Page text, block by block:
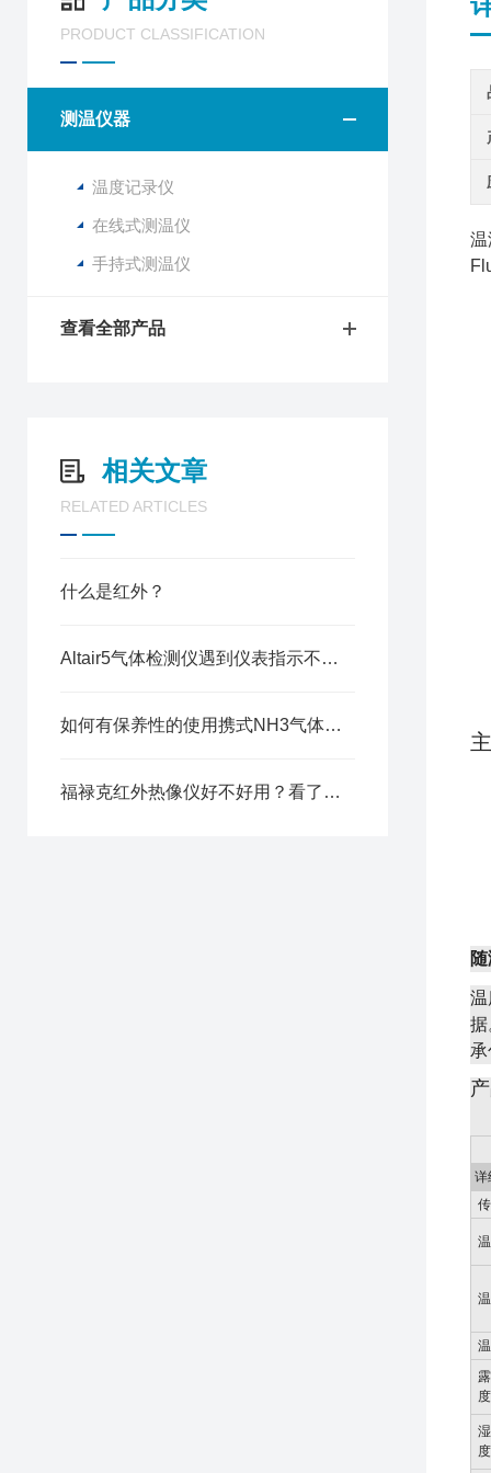
PRODUCT CLASSIFICATION
测温仪器
温度记录仪
在线式测温仪
手持式测温仪
查看全部产品
相关文章
RELATED ARTICLES
什么是红外？
Altair5气体检测仪遇到仪表指示不稳时怎么办
如何有保养性的使用携式NH3气体检测仪
福禄克红外热像仪好不好用？看了你就知道了
温
据
详
度
度